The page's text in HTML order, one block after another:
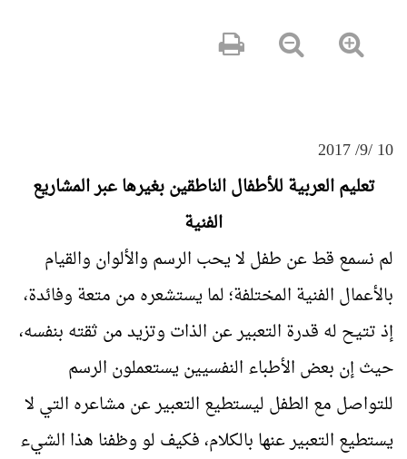
10 /9/ 2017
تعليم العربية للأطفال الناطقين بغيرها عبر المشاريع
الفنية
لم نسمع قط عن طفل لا يحب الرسم والألوان والقيام
بالأعمال الفنية المختلفة؛ لما يستشعره من متعة وفائدة،
إذ تتيح له قدرة التعبير عن الذات وتزيد من ثقته بنفسه،
حيث إن بعض الأطباء النفسيين يستعملون الرسم
للتواصل مع الطفل ليستطيع التعبير عن مشاعره التي لا
يستطيع التعبير عنها بالكلام، فكيف لو وظفنا هذا الشيء